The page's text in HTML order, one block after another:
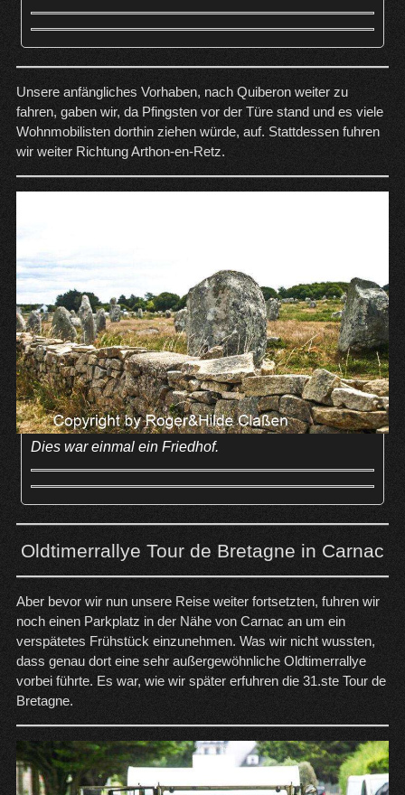
Unsere anfängliches Vorhaben, nach Quiberon weiter zu
fahren, gaben wir, da Pfingsten vor der Türe stand und es viele
Wohnmobilisten dorthin ziehen würde, auf. Stattdessen fuhren
wir weiter Richtung Arthon-en-Retz.
Dies war einmal ein Friedhof.
Oldtimerrallye Tour de Bretagne in Carnac
Aber bevor wir nun unsere Reise weiter fortsetzten, fuhren wir
noch einen Parkplatz in der Nähe von Carnac an um ein
verspätetes Frühstück einzunehmen. Was wir nicht wussten,
dass genau dort eine sehr außergewöhnliche Oldtimerrallye
vorbei führte. Es war, wie wir später erfuhren die 31.ste Tour de
Bretagne.